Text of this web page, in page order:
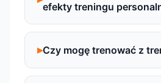
efekty treningu
Czy mogę trenować z